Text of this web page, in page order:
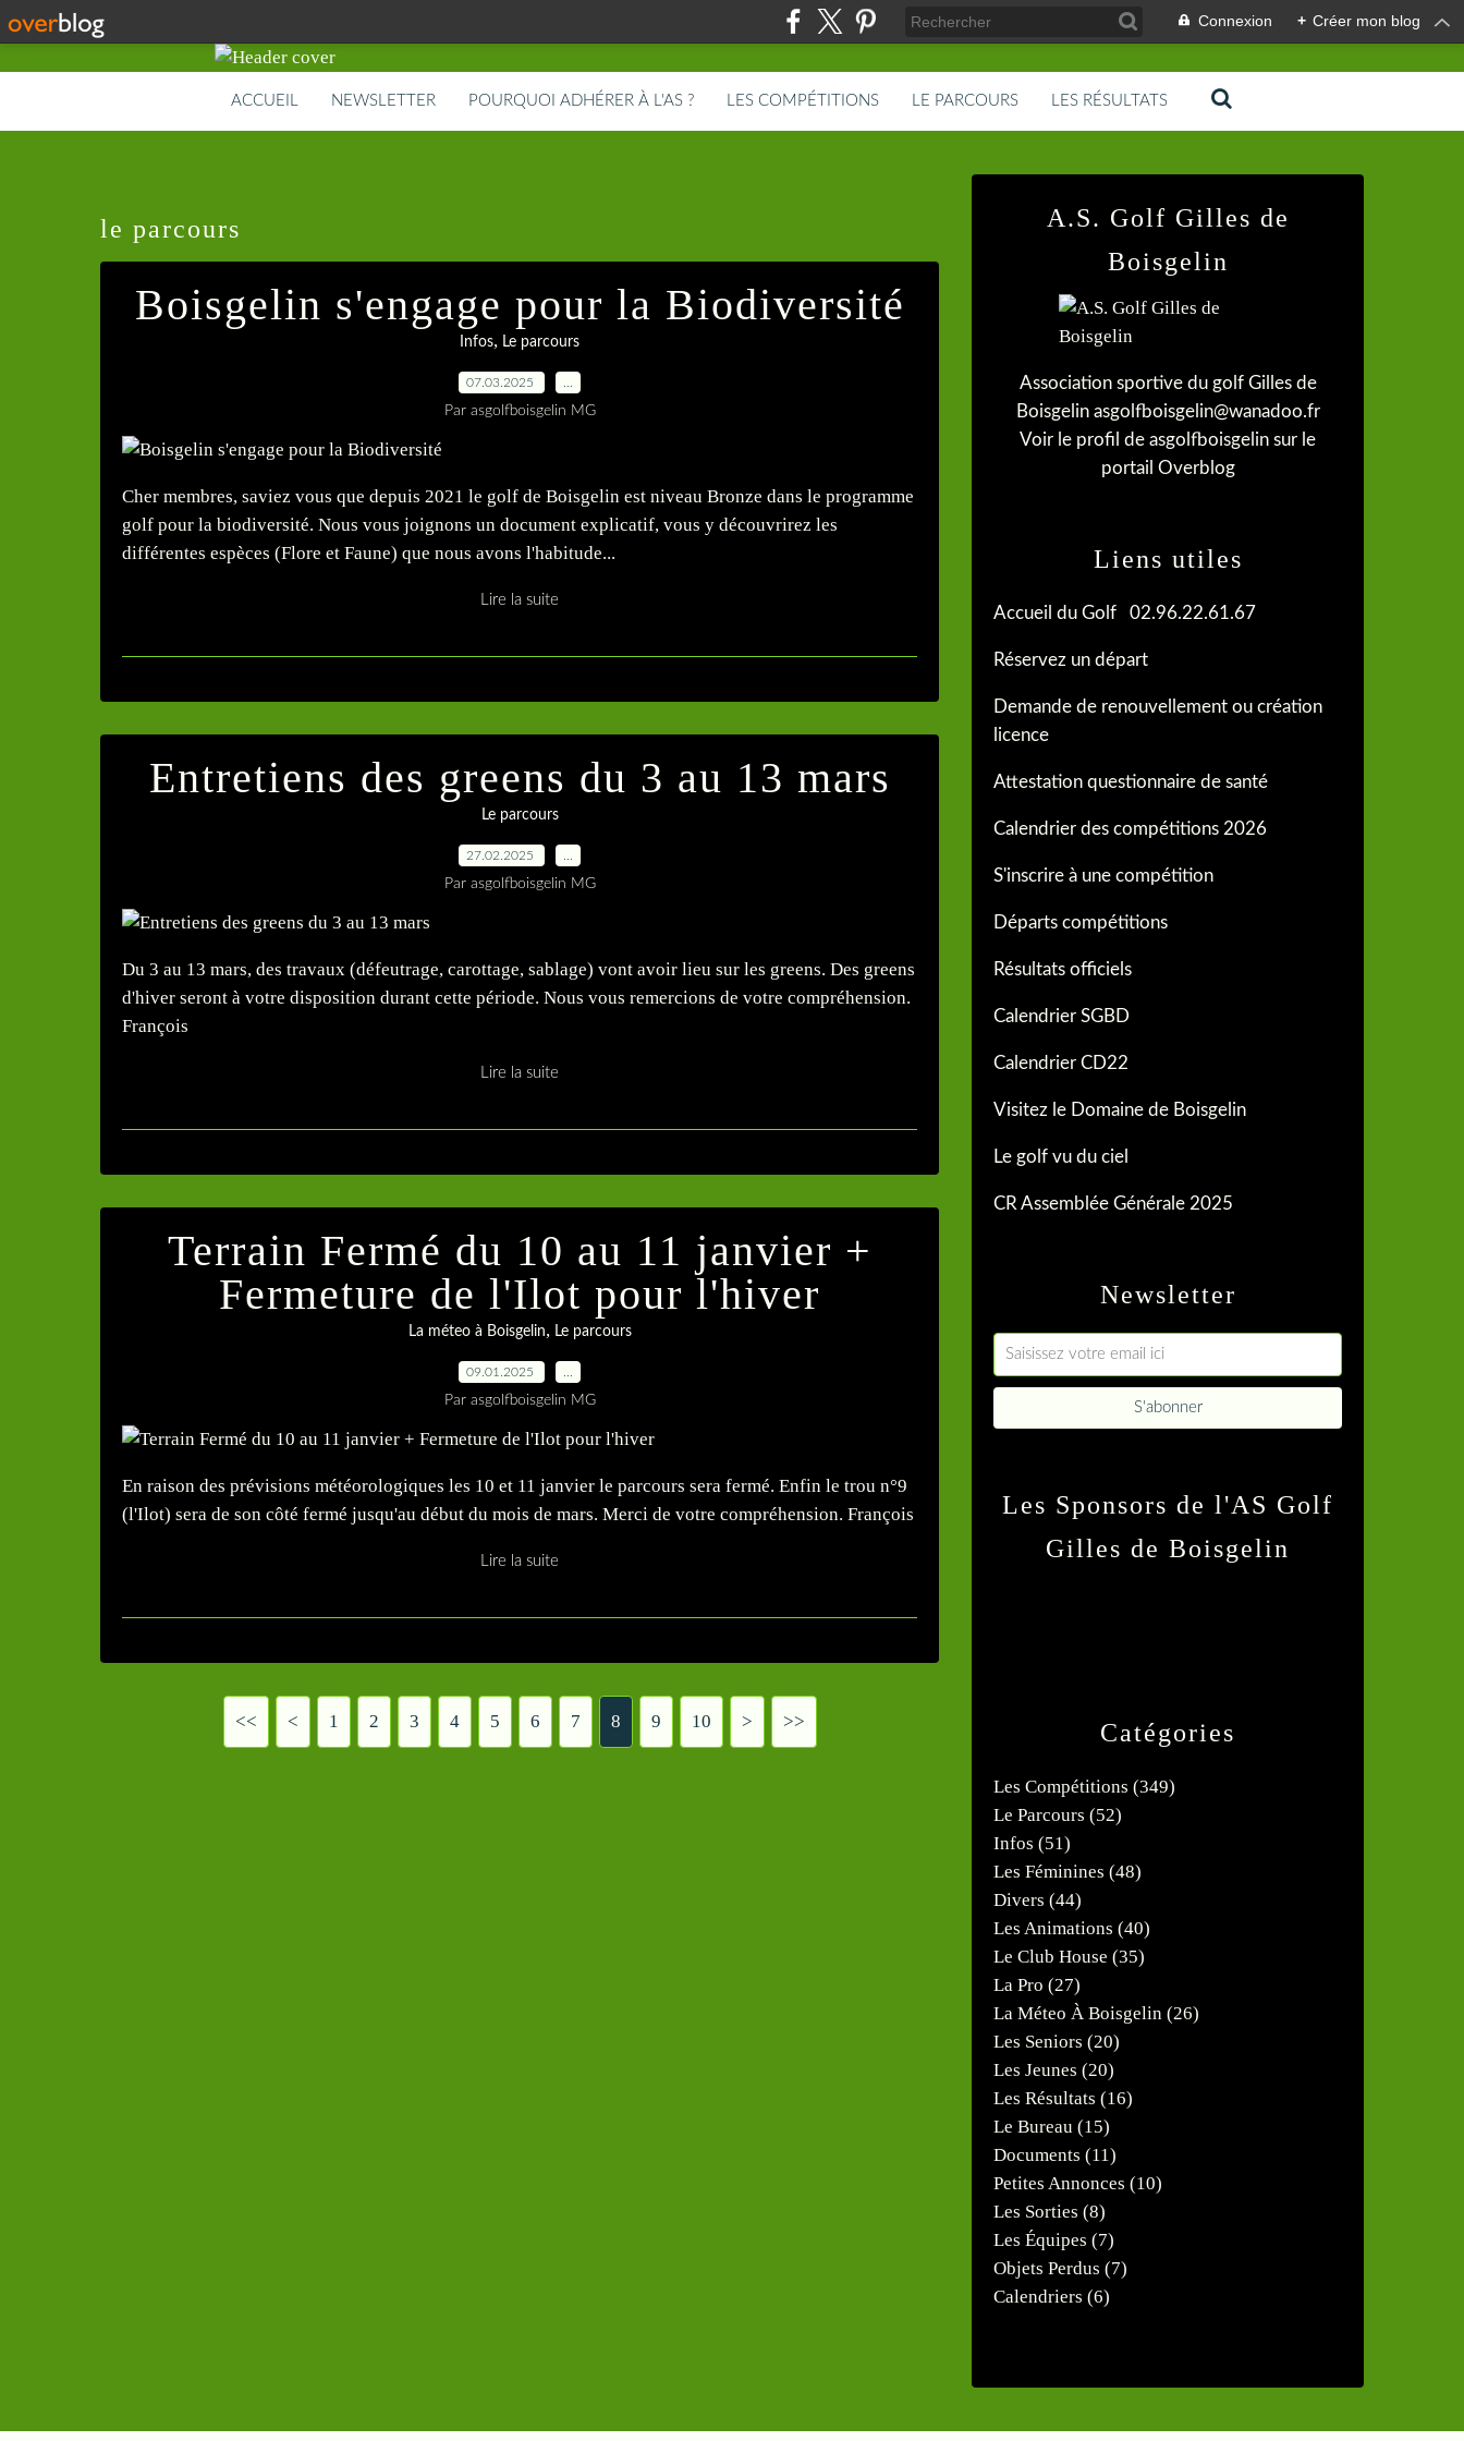
Connexion + Créer mon blog
ACCUEIL NEWSLETTER POURQUOI ADHÉRER À L'AS ? LES COMPÉTITIONS LE PARCOURS LES RÉSULTATS
le parcours
Boisgelin s'engage pour la Biodiversité
Infos, Le parcours
07.03.2025
Par asgolfboisgelin MG
Cher membres, saviez vous que depuis 2021 le golf de Boisgelin est niveau Bronze dans le programme
golf pour la biodiversité. Nous vous joignons un document explicatif, vous y découvrirez les
différentes espèces (Flore et Faune) que nous avons l'habitude...
Lire la suite
Entretiens des greens du 3 au 13 mars
Le parcours
27.02.2025
Par asgolfboisgelin MG
Du 3 au 13 mars, des travaux (défeutrage, carottage, sablage) vont avoir lieu sur les greens. Des greens
d'hiver seront à votre disposition durant cette période. Nous vous remercions de votre compréhension.
François
Lire la suite
Terrain Fermé du 10 au 11 janvier +
Fermeture de l'Ilot pour l'hiver
La méteo à Boisgelin, Le parcours
09.01.2025
Par asgolfboisgelin MG
En raison des prévisions météorologiques les 10 et 11 janvier le parcours sera fermé. Enfin le trou n°9
(l'Ilot) sera de son côté fermé jusqu'au début du mois de mars. Merci de votre compréhension. François
Lire la suite
<< < 1 2 3 4 5 6 7 8 9 10 > >>
Newsletter
Catégories
Les Compétitions (349)
Le Parcours (52)
Infos (51)
Les Féminines (48)
Divers (44)
Les Animations (40)
Le Club House (35)
La Pro (27)
La Méteo À Boisgelin (26)
Les Seniors (20)
Les Jeunes (20)
Les Résultats (16)
Le Bureau (15)
Documents (11)
Petites Annonces (10)
Les Sorties (8)
Les Équipes (7)
Objets Perdus (7)
Calendriers (6)
A.S. Golf Gilles de
Boisgelin
Association sportive du golf Gilles de
Boisgelin asgolfboisgelin@wanadoo.fr
Voir le profil de asgolfboisgelin sur le
portail Overblog
Liens utiles
Accueil du Golf 02.96.22.61.67
Réservez un départ
Demande de renouvellement ou création
licence
Attestation questionnaire de santé
Calendrier des compétitions 2026
S'inscrire à une compétition
Départs compétitions
Résultats officiels
Calendrier SGBD
Calendrier CD22
Visitez le Domaine de Boisgelin
Le golf vu du ciel
CR Assemblée Générale 2025
Les Sponsors de l'AS Golf
Gilles de Boisgelin